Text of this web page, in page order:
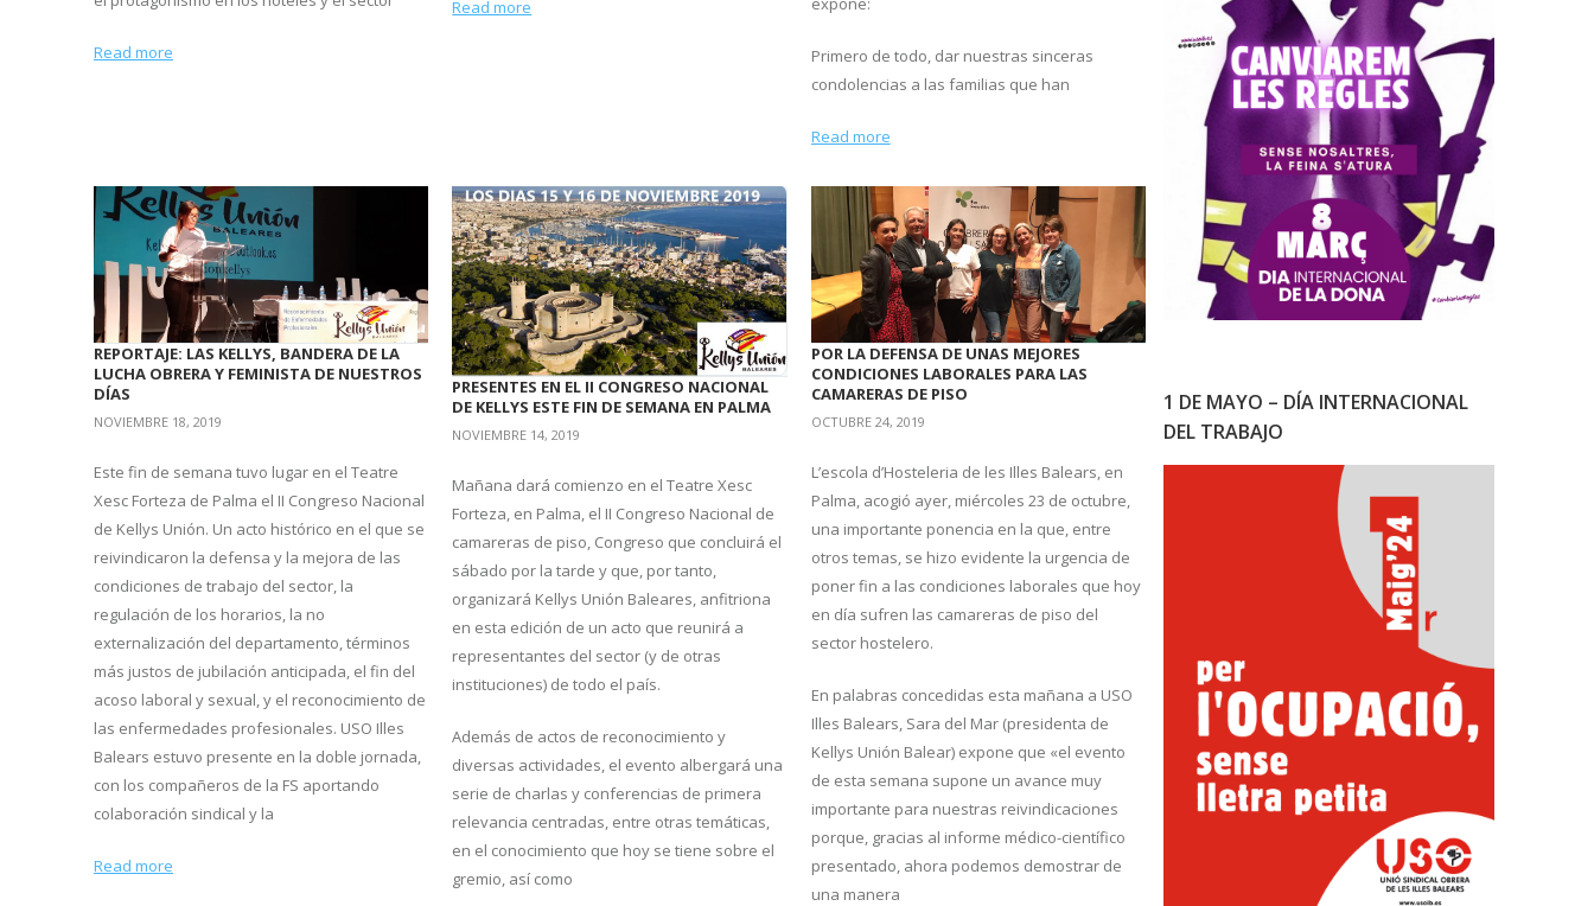
Read more
Read more
Primero de todo, dar nuestras sinceras
condolencias a las familias que han
Read more
REPORTAJE: LAS KELLYS, BANDERA DE LA
LUCHA OBRERA Y FEMINISTA DE NUESTROS
DÍAS
NOVIEMBRE 18, 2019
Este fin de semana tuvo lugar en el Teatre
Xesc Forteza de Palma el II Congreso Nacional
de Kellys Unión. Un acto histórico en el que se
reivindicaron la defensa y la mejora de las
condiciones de trabajo del sector, la
regulación de los horarios, la no
externalización del departamento, términos
más justos de jubilación anticipada, el fin del
acoso laboral y sexual, y el reconocimiento de
las enfermedades profesionales. USO Illes
Balears estuvo presente en la doble jornada,
con los compañeros de la FS aportando
colaboración sindical y la
Read more
PRESENTES EN EL II CONGRESO NACIONAL
DE KELLYS ESTE FIN DE SEMANA EN PALMA
NOVIEMBRE 14, 2019
Mañana dará comienzo en el Teatre Xesc
Forteza, en Palma, el II Congreso Nacional de
camareras de piso, Congreso que concluirá el
sábado por la tarde y que, por tanto,
organizará Kellys Unión Baleares, anfitriona
en esta edición de un acto que reunirá a
representantes del sector (y de otras
instituciones) de todo el país.
Además de actos de reconocimiento y
diversas actividades, el evento albergará una
serie de charlas y conferencias de primera
relevancia centradas, entre otras temáticas,
en el conocimiento que hoy se tiene sobre el
gremio, así como
POR LA DEFENSA DE UNAS MEJORES
CONDICIONES LABORALES PARA LAS
CAMARERAS DE PISO
OCTUBRE 24, 2019
L’escola d’Hosteleria de les Illes Balears, en
Palma, acogió ayer, miércoles 23 de octubre,
una importante ponencia en la que, entre
otros temas, se hizo evidente la urgencia de
poner fin a las condiciones laborales que hoy
en día sufren las camareras de piso del
sector hostelero.
En palabras concedidas esta mañana a USO
Illes Balears, Sara del Mar (presidenta de
Kellys Unión Balear) expone que «el evento
de esta semana supone un avance muy
importante para nuestras reivindicaciones
porque, gracias al informe médico-científico
presentado, ahora podemos demostrar de
una manera
1 DE MAYO – DÍA INTERNACIONAL
DEL TRABAJO